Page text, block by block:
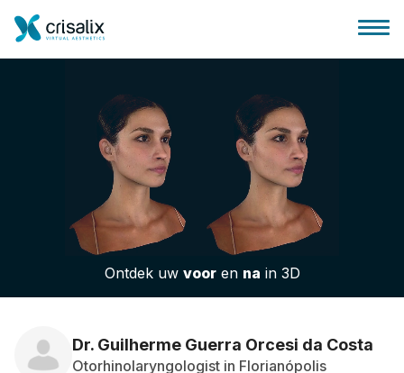
Huis chirurg
3D business platform
Patiëntrecensies
Ontdek uw vooren na in 3D
Dr. Guilherme Guerra Orcesi da Costa
Otorhinolaryngologist in Florianópolis